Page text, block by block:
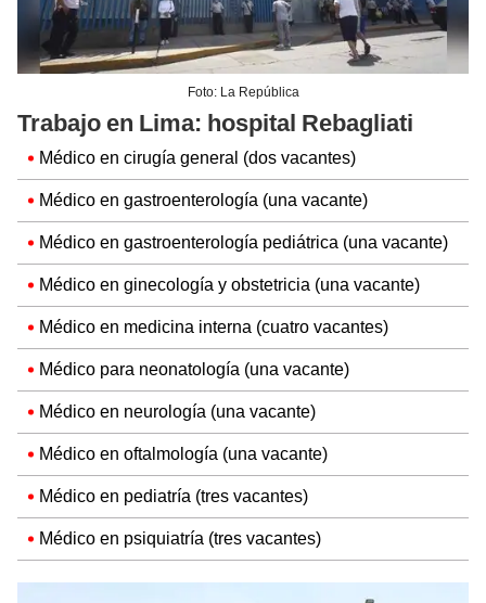
Foto: La República
Trabajo en Lima: hospital Rebagliati
Médico en cirugía general (dos vacantes)
Médico en gastroenterología (una vacante)
Médico en gastroenterología pediátrica (una vacante)
Médico en ginecología y obstetricia (una vacante)
Médico en medicina interna (cuatro vacantes)
Médico para neonatología (una vacante)
Médico en neurología (una vacante)
Médico en oftalmología (una vacante)
Médico en pediatría (tres vacantes)
Médico en psiquiatría (tres vacantes)